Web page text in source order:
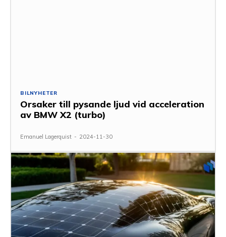
BILNYHETER
Orsaker till pysande ljud vid acceleration
av BMW X2 (turbo)
Emanuel Lagerquist - 2024-11-30